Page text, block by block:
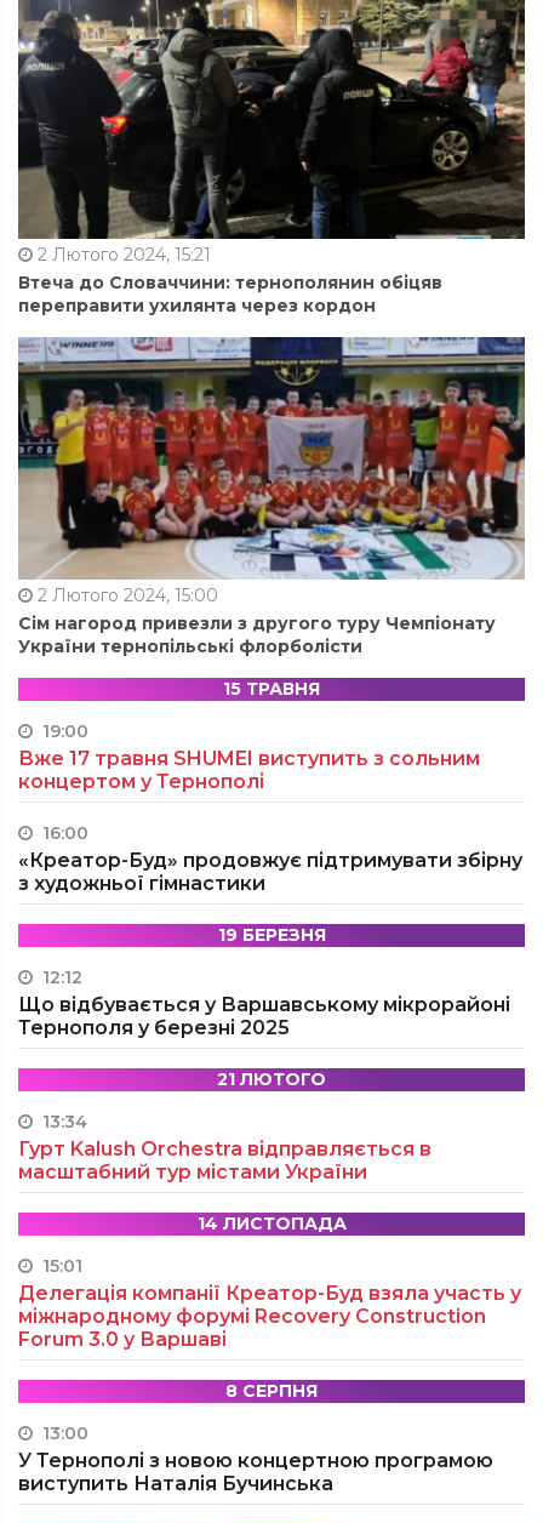
2 Лютого 2024, 15:21
Втеча до Словаччини: тернополянин обіцяв
переправити ухилянта через кордон
2 Лютого 2024, 15:00
Сім нагород привезли з другого туру Чемпіонату
України тернопільські флорболісти
15 ТРАВНЯ
19:00
Вже 17 травня SHUMEI виступить з сольним
концертом у Тернополі
16:00
«Креатор-Буд» продовжує підтримувати збірну
з художньої гімнастики
19 БЕРЕЗНЯ
12:12
Що відбувається у Варшавському мікрорайоні
Тернополя у березні 2025
21 ЛЮТОГО
13:34
Гурт Kalush Orchestra відправляється в
масштабний тур містами України
14 ЛИСТОПАДА
15:01
Делегація компанії Креатор-Буд взяла участь у
міжнародному форумі Recovery Construction
Forum 3.0 у Варшаві
8 СЕРПНЯ
13:00
У Тернополі з новою концертною програмою
виступить Наталія Бучинська